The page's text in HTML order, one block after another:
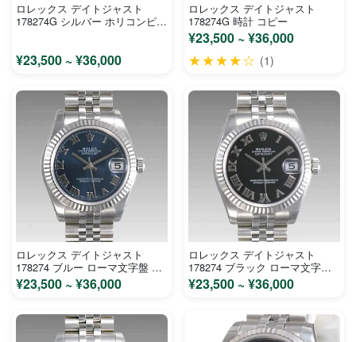
ロレックス デイトジャスト
178274G シルバー ホリコンピュ
コピー
¥23,500 ~ ¥36,000
ロレックス デイトジャスト
178274G 時計 コピー
¥23,500 ~ ¥36,000
★★★★☆ (1)
ロレックス デイトジャスト
178274 ブルー ローマ文字盤 ス
テンレス ホワイトゴールド ユニ
セックス No.689 時計 コピー
¥23,500 ~ ¥36,000
ロレックス デイトジャスト
178274 ブラック ローマ文字盤
ステンレス ホワイトゴールド ユ
ニセックス 時計 コピー
¥23,500 ~ ¥36,000